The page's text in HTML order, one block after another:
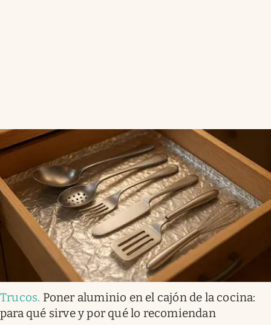
Trucos. Poner aluminio en el cajón de la cocina:
para qué sirve y por qué lo recomiendan